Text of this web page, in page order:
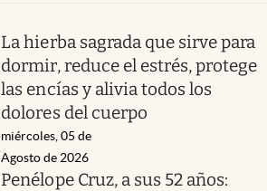
La hierba sagrada que sirve para
dormir, reduce el estrés, protege
las encías y alivia todos los
dolores del cuerpo
miércoles, 05 de
Agosto de 2026
Penélope Cruz, a sus 52 años: